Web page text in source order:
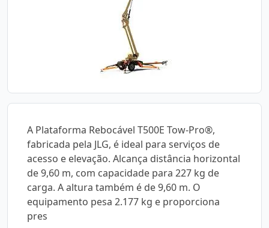
A Plataforma Rebocável T500E Tow-Pro®,
fabricada pela JLG, é ideal para serviços de
acesso e elevação. Alcança distância horizontal
de 9,60 m, com capacidade para 227 kg de
carga. A altura também é de 9,60 m. O
equipamento pesa 2.177 kg e proporciona
pres